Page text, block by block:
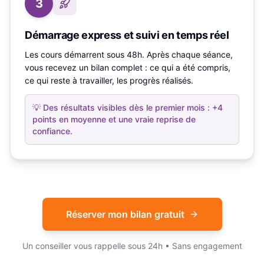
3
Démarrage express et suivi en temps réel
Les cours démarrent sous 48h. Après chaque séance,
vous recevez un bilan complet : ce qui a été compris,
ce qui reste à travailler, les progrès réalisés.
💡 Des résultats visibles dès le premier mois : +4
points en moyenne et une vraie reprise de
confiance.
Réserver mon bilan gratuit
Un conseiller vous rappelle sous 24h • Sans engagement